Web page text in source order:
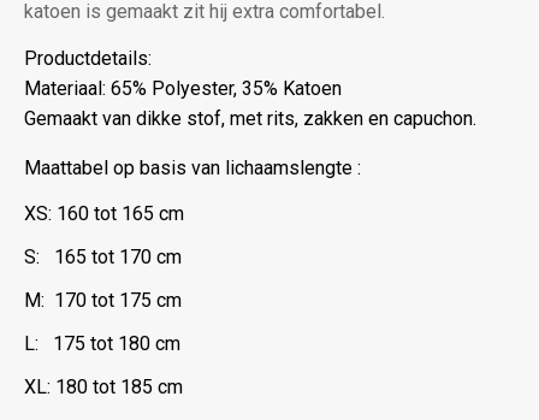
katoen is gemaakt zit hij extra comfortabel.
Productdetails:
Materiaal: 65% Polyester, 35% Katoen
Gemaakt van dikke stof, met rits, zakken en capuchon.
Maattabel op basis van lichaamslengte :
XS: 160 tot 165 cm
S: 165 tot 170 cm
M: 170 tot 175 cm
L: 175 tot 180 cm
XL: 180 tot 185 cm